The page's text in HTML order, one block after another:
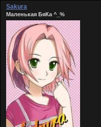
Sakura
Маленькая БяКа ^_%